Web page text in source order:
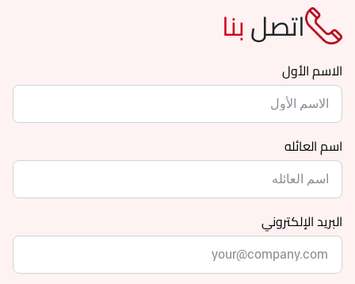
اتصلبنا
الاسم الأول
اسم العائله
البريد الإلكتروني